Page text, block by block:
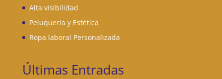
Alta visibilidad
Peluquería y Estética
Ropa laboral Personalizada
Últimas Entradas